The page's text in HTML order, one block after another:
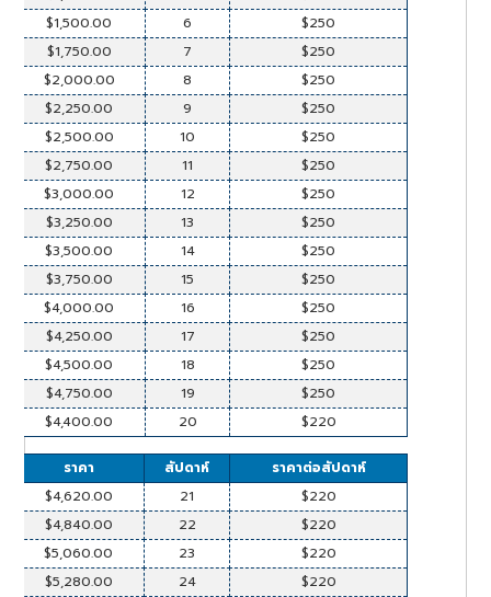
$1,500.00
6
$250
$1,750.00
7
$250
$2,000.00
8
$250
$2,250.00
9
$250
$2,500.00
10
$250
$2,750.00
11
$250
$3,000.00
12
$250
$3,250.00
13
$250
$3,500.00
14
$250
$3,750.00
15
$250
$4,000.00
16
$250
$4,250.00
17
$250
$4,500.00
18
$250
$4,750.00
19
$250
$4,400.00
20 $220
ราคา สัปดาห์
ราคาต่อสัปดาห์
$4,620.00
21
$220
$4,840.00
22
$220
$5,060.00
23
$220
$5,280.00
24
$220